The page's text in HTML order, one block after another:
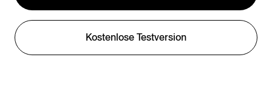
Kostenlose Testversion